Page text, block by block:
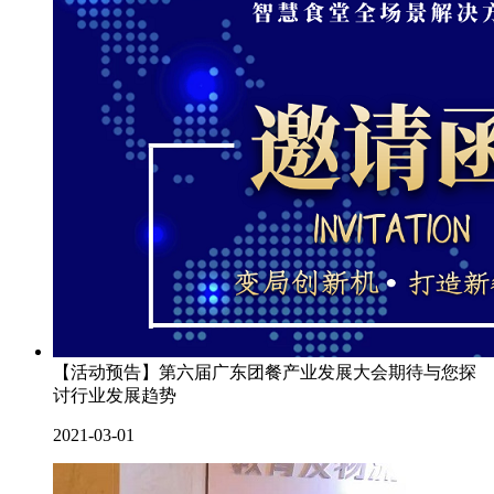
【活动预告】第六届广东团餐产业发展大会期待与您探
讨行业发展趋势
2021-03-01